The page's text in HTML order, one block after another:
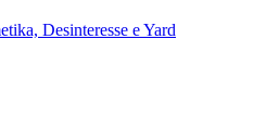
Desinteresse e Yard